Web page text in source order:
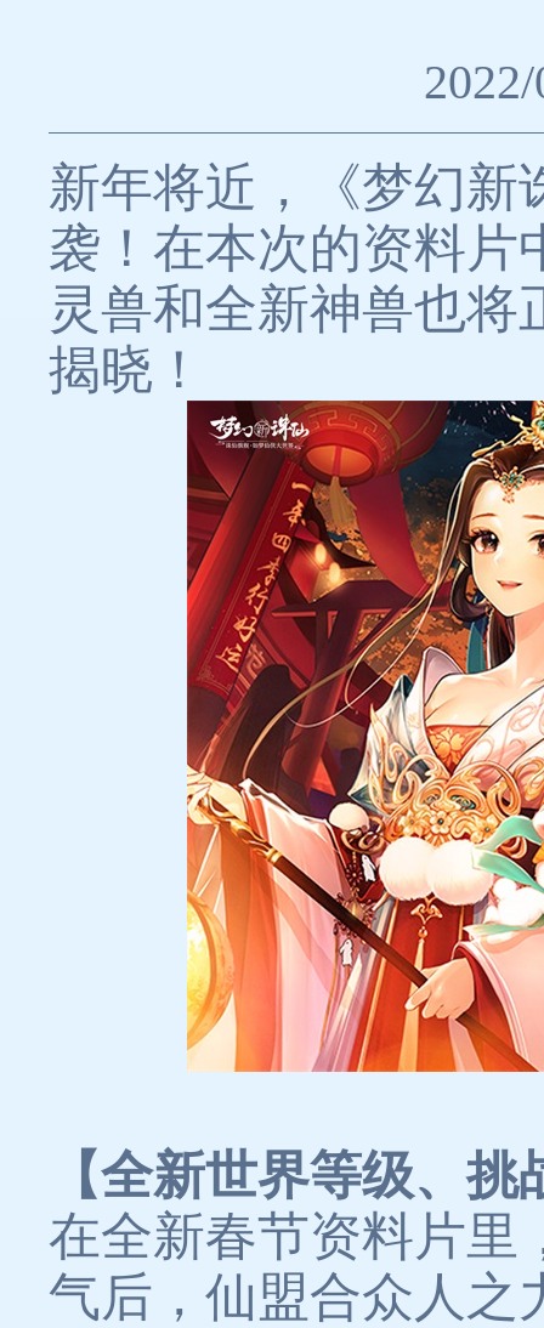
新年将近，《梦幻新
袭！在本次的资料片
灵兽和全新神兽也
揭晓！
【全新世界等级、
在全新春节资料片里
气后，仙盟合众人之